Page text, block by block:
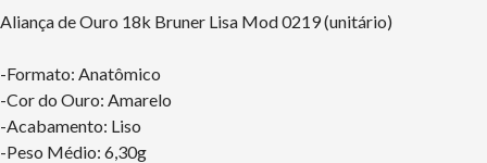
Aliança de Ouro 18k Bruner Lisa Mod 0219 (unitário)
-Formato: Anatômico
-Cor do Ouro: Amarelo
-Acabamento: Liso
-Peso Médio: 6,30g